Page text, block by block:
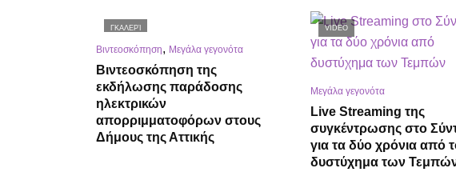
ΓΚΑΛΕΡΊ
Βιντεοσκόπηση, Μεγάλα γεγονότα
Βιντεοσκόπηση της
εκδήλωσης παράδοσης
ηλεκτρικών
απορριμματοφόρων στους
Δήμους της Αττικής
VIDEO
Μεγάλα γεγονότα
Live Streaming της
συγκέντρωσης στο
για τα δύο χρόνια από
δυστύχημα των